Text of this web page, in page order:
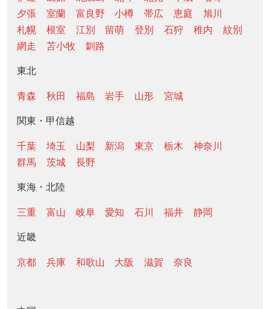
夕張
室蘭 富良野 小樽 帯広 恵庭
旭川
札幌
根室 江別 留萌 登別 石狩 稚内
紋別
網走
苫小牧 釧路
東北
青森 秋田 福島 岩手 山形 宮城
関東・甲信越
千葉 埼玉 山梨 新潟 東京 栃木
神奈川
群馬
茨城 長野
東海・北陸
三重 富山 岐阜 愛知 石川 福井 静岡
近畿
京都 兵庫 和歌山 大阪 滋賀 奈良